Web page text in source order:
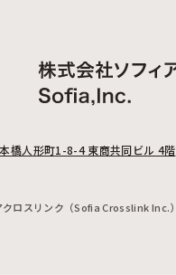
橋人形町1-8-4 東商共同ビル 4階
ロスリンク（Sofia Crosslink Inc.）